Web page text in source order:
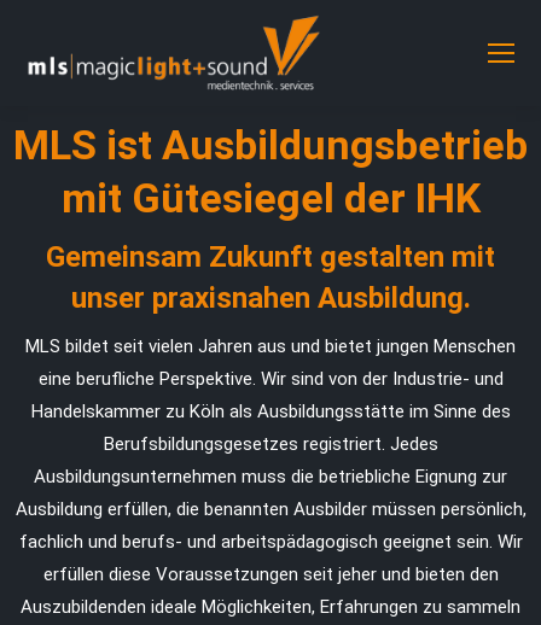
MLS ist Ausbildungsbetrieb
mit Gütesiegel der IHK
Gemeinsam Zukunft gestalten mit
unser praxisnahen Ausbildung.
MLS bildet seit vielen Jahren aus und bietet jungen Menschen
eine berufliche Perspektive. Wir sind von der Industrie- und
Handelskammer zu Köln als Ausbildungsstätte im Sinne des
Berufsbildungsgesetzes registriert. Jedes
Ausbildungsunternehmen muss die betriebliche Eignung zur
Ausbildung erfüllen, die benannten Ausbilder müssen persönlich,
fachlich und berufs- und arbeitspädagogisch geeignet sein. Wir
erfüllen diese Voraussetzungen seit jeher und bieten den
Auszubildenden ideale Möglichkeiten, Erfahrungen zu sammeln